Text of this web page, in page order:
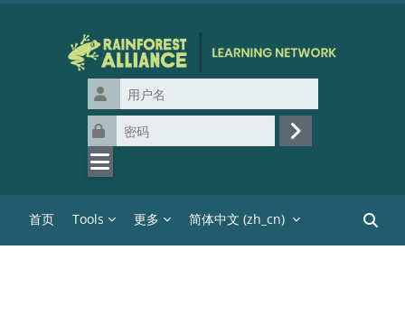
用户名
密码
登录
首页 Tools 更多 简体中文 ‎(zh_cn)‎
搜索课